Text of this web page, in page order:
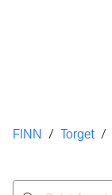
Her er du
FINN / Torget /